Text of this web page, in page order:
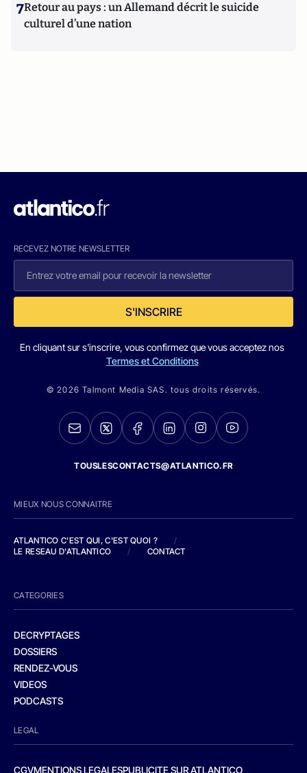
7Retour au pays : un Allemand décrit le suicide
culturel d’une nation
RECEVEZ NOTRE NEWSLETTER
S'INSCRIRE
En cliquant sur s'inscrire, vous confirmez que vous acceptez nos
Termes et Conditions
© 2026 Talmont Media SAS. tous droits réservés.
TOUSLESCONTACTS@ATLANTICO.FR
MIEUX NOUS CONNAITRE
ATLANTICO C'EST QUI, C'EST QUOI ?
/
LE RESEAU D'ATLANTICO
/ CONTACT
CATEGORIES
DECRYPTAGES
DOSSIERS
RENDEZ-VOUS
VIDEOS
PODCASTS
LEGAL
CGVMENTIONS LEGALESPUBLICITE SUR ATLANTICO